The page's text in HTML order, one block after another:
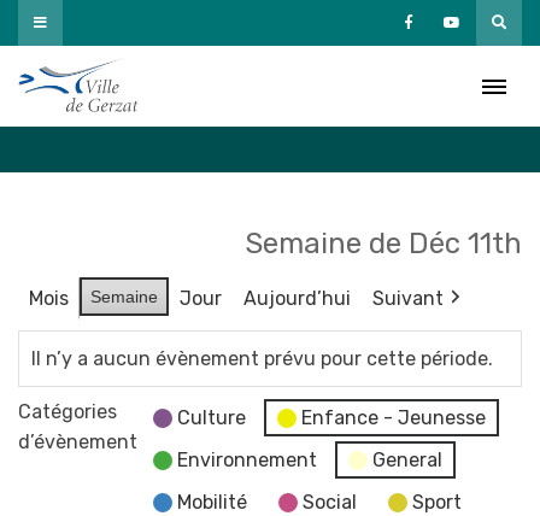
Passer
au
contenu
Semaine de Déc 11th
Mois Semaine Jour Aujourd’hui Suivant
Il n’y a aucun évènement prévu pour cette période.
Catégories
d’évènement
Culture
Enfance - Jeunesse
Environnement
General
Mobilité
Social
Sport